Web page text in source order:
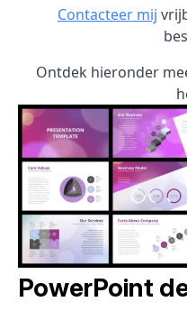
Contacteer mij
Ontdek hieronder
PowerPoint